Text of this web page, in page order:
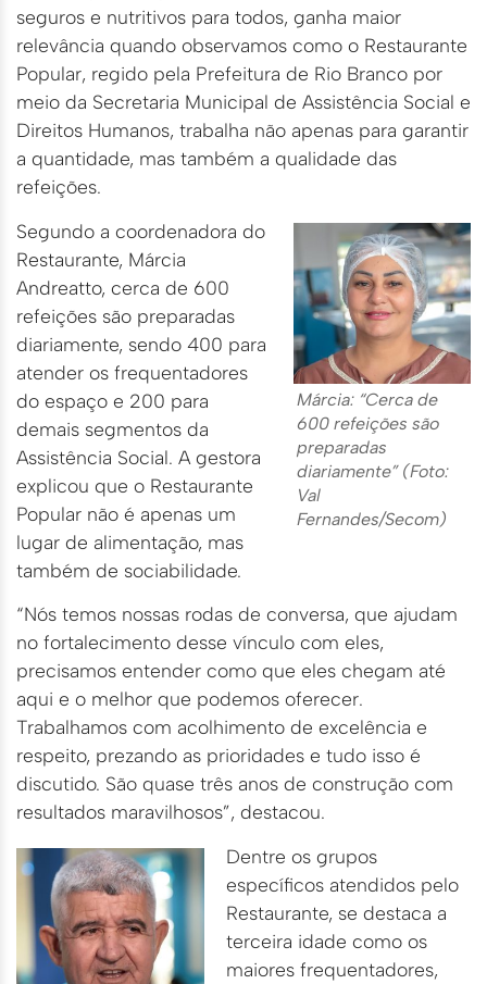
seguros e nutritivos para todos, ganha maior
relevância quando observamos como o Restaurante
Popular, regido pela Prefeitura de Rio Branco por
meio da Secretaria Municipal de Assistência Social e
Direitos Humanos, trabalha não apenas para garantir
a quantidade, mas também a qualidade das
refeições.
Márcia: “Cerca de
600 refeições são
preparadas
diariamente” (Foto:
Val
Fernandes/Secom)
Segundo a coordenadora do
Restaurante, Márcia
Andreatto, cerca de 600
refeições são preparadas
diariamente, sendo 400 para
atender os frequentadores
do espaço e 200 para
demais segmentos da
Assistência Social. A gestora
explicou que o Restaurante
Popular não é apenas um
lugar de alimentação, mas
também de sociabilidade.
“Nós temos nossas rodas de conversa, que ajudam
no fortalecimento desse vínculo com eles,
precisamos entender como que eles chegam até
aqui e o melhor que podemos oferecer.
Trabalhamos com acolhimento de excelência e
respeito, prezando as prioridades e tudo isso é
discutido. São quase três anos de construção com
resultados maravilhosos”, destacou.
Dentre os grupos
específicos atendidos pelo
Restaurante, se destaca a
terceira idade como os
maiores frequentadores,